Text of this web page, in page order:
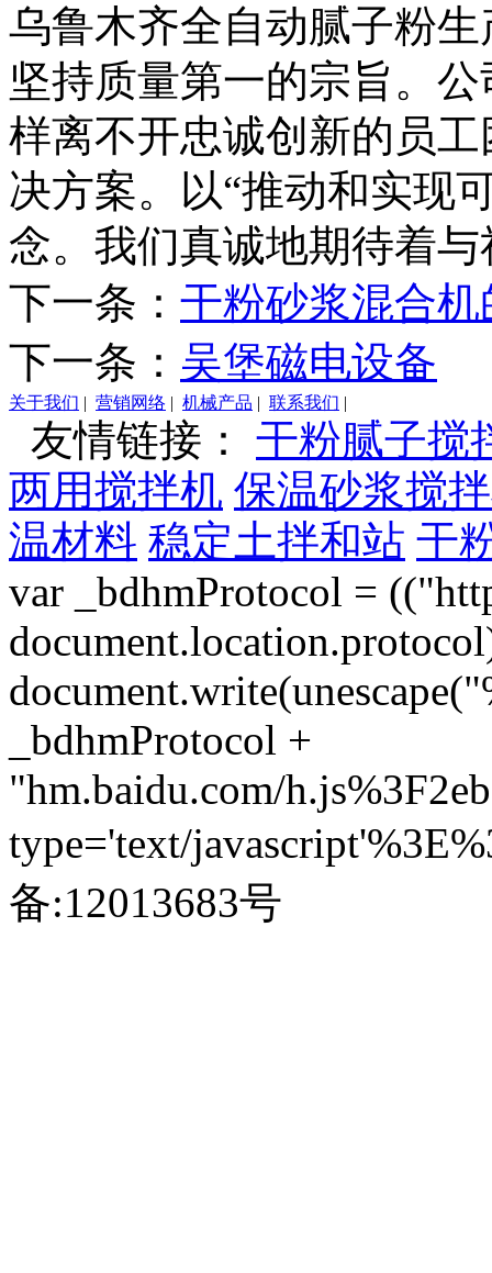
乌鲁木齐全自动腻子粉
坚持质量第一的宗旨。
样离不开忠诚创新的员
决方案。以“推动和实现
念。我们真诚地期待着
下一条： 干粉砂浆混合
下一条： 吴堡磁电设备
关于我们 | 营销网络 | 机械产品 | 联系我们 |
友情链接： 干粉腻子搅
两用搅拌机 保温砂浆搅
温材料 稳定土拌和站 干
var _bdhmProtocol =
_bdhmProtocol +
"hm.baidu.com/
type='text/
备:12013683号